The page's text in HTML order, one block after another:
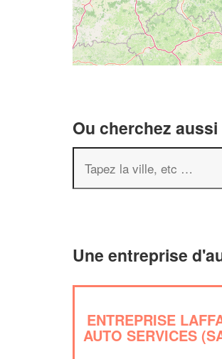
Ou cherchez
Une entreprise
ENTREPRISE
AUTO SERVICES